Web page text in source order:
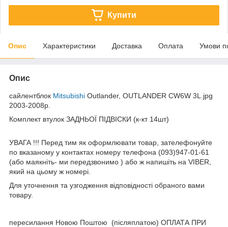
Купити
Опис Характеристики Доставка Оплата Умови
Опис
сайлентблок Mitsubishi Outlander, OUTLANDER CW6W 3L.jpg
2003-2008р.
Комплект втулок ЗАДНЬОЇ ПІДВІСКИ (к-кт 14шт)
УВАГА !!! Перед тим як оформлювати товар, зателефонуйте
по вказаному у контактах номеру телефона (093)947-01-61
(або маякніть- ми передзвонимо ) або ж напишіть на VIBER,
який на цьому ж номері.
Для уточнення та узгодження відповідності обраного вами
товару.
пересилання Новою Поштою (післяплатою) ОПЛАТА ПРИ